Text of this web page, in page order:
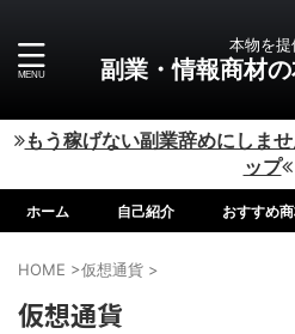
本物を提
副業・情報商材
もう稼げない副業辞めにしま
ップ
ホーム 自己紹介 おすすめ
HOME >仮想通貨 >
仮想通貨